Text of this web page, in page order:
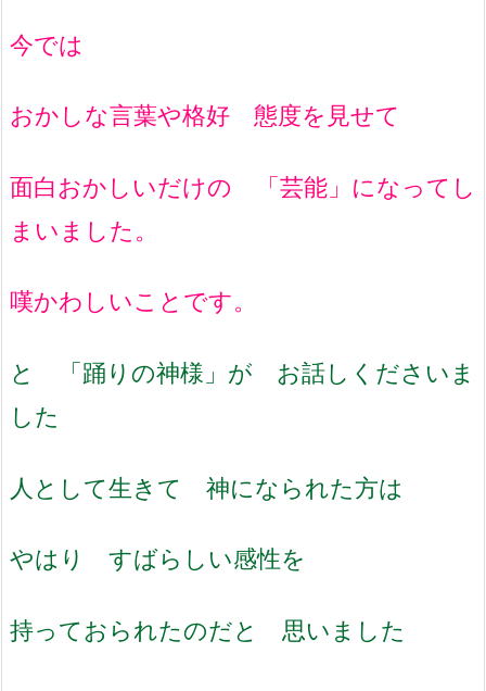
今では
おかしな言葉や格好 態度を見せて
面白おかしいだけの 「芸能」になってし
まいました。
嘆かわしいことです。
と 「踊りの神様」が お話しくださいま
した
人として生きて 神になられた方は
やはり すばらしい感性を
持っておられたのだと 思いました